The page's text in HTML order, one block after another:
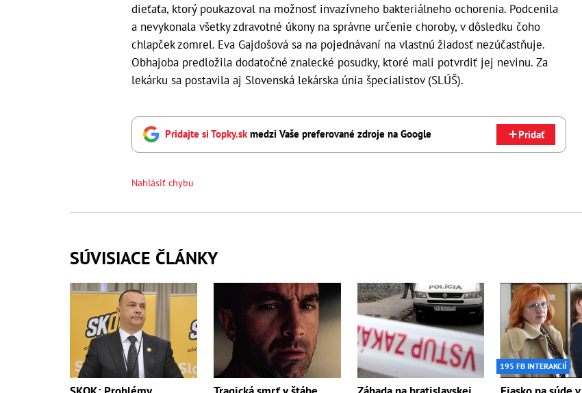
dieťaťa, ktorý poukazoval na možnosť invazívneho bakteriálneho ochorenia. Podcenila
a nevykonala všetky zdravotné úkony na správne určenie choroby, v dôsledku čoho
chlapček zomrel. Eva Gajdošová sa na pojednávaní na vlastnú žiadosť nezúčastňuje.
Obhajoba predložila dodatočné znalecké posudky, ktoré mali potvrdiť jej nevinu. Za
lekárku sa postavila aj Slovenská lekárska únia špecialistov (SLÚŠ).
Pridajte si Topky.skmedzi Vaše preferované zdroje na Google Pridať
Nahlásiť chybu
SÚVISIACE ČLÁNKY
195 FB INTERAKCIÍ